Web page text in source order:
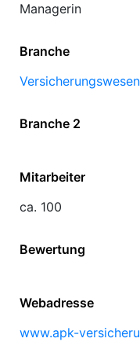
Managerin
Branche
Versicherungswesen
Branche 2
Mitarbeiter
ca. 100
Bewertung
Webadresse
www.apk-